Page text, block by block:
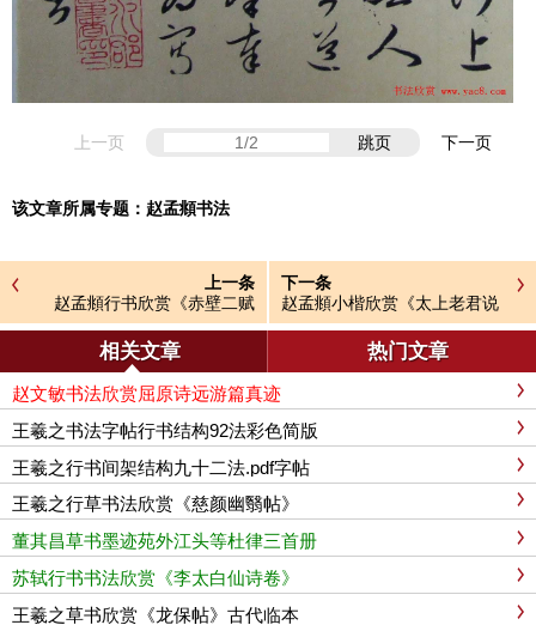
上一页 跳页 下一页
该文章所属专题： 赵孟頫书法
上一条
赵孟頫行书欣赏《赤壁二赋
帖》高清版
下一条
赵孟頫小楷欣赏《太上老君说
常清净经》卷
相关文章 热门文章
赵文敏书法欣赏屈原诗远游篇真迹
王羲之书法字帖行书结构92法彩色简版
王羲之行书间架结构九十二法.pdf字帖
王羲之行草书法欣赏《慈颜幽翳帖》
董其昌草书墨迹苑外江头等杜律三首册
苏轼行书书法欣赏《李太白仙诗卷》
王羲之草书欣赏《龙保帖》古代临本